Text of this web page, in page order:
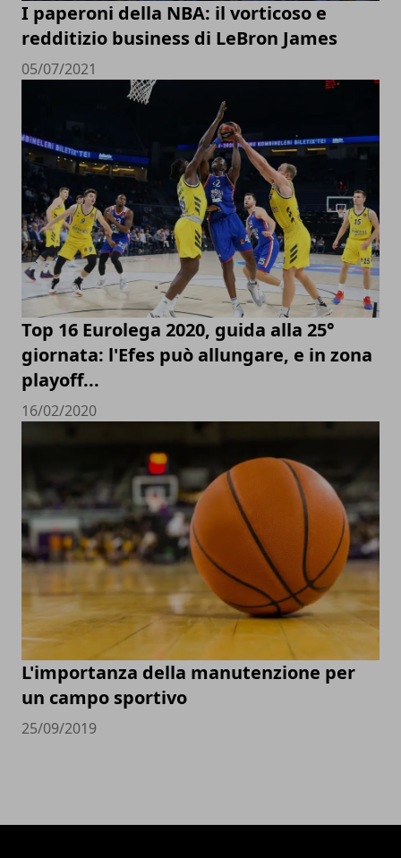
I paperoni della NBA: il vorticoso e
redditizio business di LeBron James
05/07/2021
Top 16 Eurolega 2020, guida alla 25°
giornata: l'Efes può allungare, e in zona
playoff...
16/02/2020
L'importanza della manutenzione per
un campo sportivo
25/09/2019